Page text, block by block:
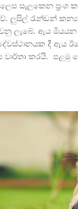
සැලකෙන
ලුසිල් රැන්ඩන්
ලැබේ. ඇය මියයන
දී ඇය
වාර්තා කරයි.